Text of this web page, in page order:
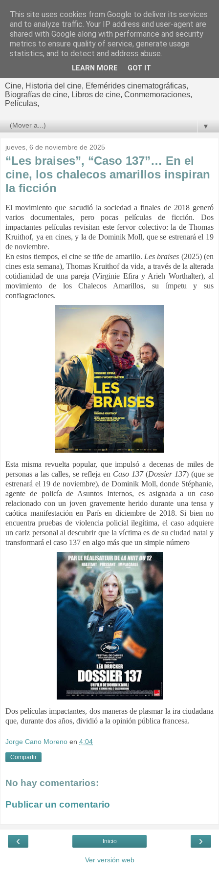
El cultural
cinematográfico de Jorge
Cine, Historia del cine, Efemérides cinematográficas,
Biografías de cine, Libros de cine, Conmemoraciones,
Películas,
▼
jueves, 6 de noviembre de 2025
“Les braises”, “Caso 137”… En el
cine, los chalecos amarillos inspiran
la ficción
El movimiento que sacudió la sociedad a finales de 2018 generó
varios documentales, pero pocas películas de ficción. Dos
impactantes películas revisitan este fervor colectivo: la de Thomas
Kruithof, ya en cines, y la de Dominik Moll, que se estrenará el 19
de noviembre.
En estos tiempos, el cine se tiñe de amarillo. Les braises (2025)(en
cines esta semana), Thomas Kruithof da vida, a través de la alterada
cotidianidad de una pareja (Virginie Efira y Arieh Worthalter), al
movimiento de los Chalecos Amarillos, su ímpetu y sus
conflagraciones.
Esta misma revuelta popular, que impulsó a decenas de miles de
personas a las calles, se refleja en Caso 137(Dossier 137) (que se
estrenará el 19 de noviembre), de Dominik Moll, donde Stéphanie,
agente de policía de Asuntos Internos, es asignada a un caso
relacionado con un joven gravemente herido durante una tensa y
caótica manifestación en París en diciembre de 2018. Si bien no
encuentra pruebas de violencia policial ilegítima, el caso adquiere
un cariz personal al descubrir que la víctima es de su ciudad natal y
transformará el caso 137 en algo más que un simple número
Dos películas impactantes, dos maneras de plasmar la ira ciudadana
que, durante dos años, dividió a la opinión pública francesa.
Jorge Cano Moreno en 4:04
Compartir
No hay comentarios:
Publicar un comentario
‹ ›
Inicio
Ver versión web
This site uses cookies from Google to deliver its services
and to analyze traffic. Your IP address and user-agent are
shared with Google along with performance and security
metrics to ensure quality of service, generate usage
statistics, and to detect and address abuse.
LEARN MORE GOT IT